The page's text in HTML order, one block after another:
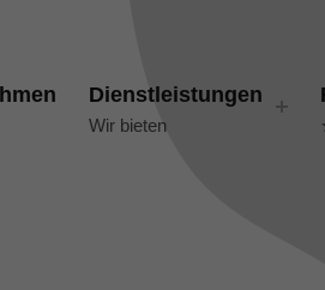
Dienstleistungen
Wir bieten